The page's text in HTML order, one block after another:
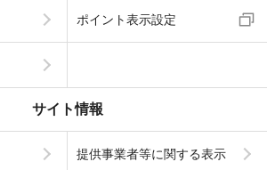
ポイント表示設定
サイト情報
提供事業者等に関する表示